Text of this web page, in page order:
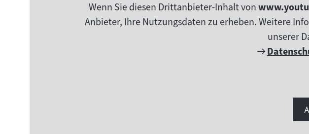
Wenn Sie diesen Drittanbieter-Inhalt von
Anbieter, Ihre Nutzungsdaten zu erheben. Weitere
unserer
Externer